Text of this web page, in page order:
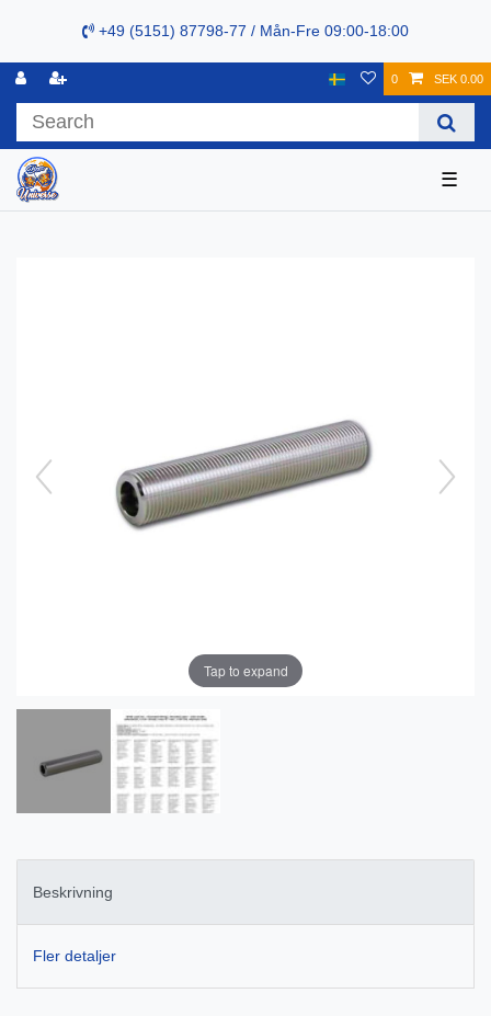
+49 (5151) 87798-77 / Mån-Fre 09:00-18:00
0 SEK 0.00
☰
Tap to expand
Beskrivning
Fler detaljer